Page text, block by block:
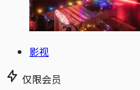
影视
仅限会员